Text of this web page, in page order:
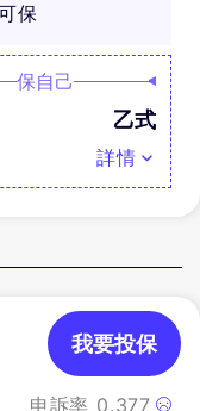
保
保自己
乙式
詳情
申訴率 0.377
我要投保